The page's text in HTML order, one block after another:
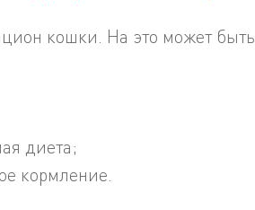
кошки. На это может быть
диета;
кормление.